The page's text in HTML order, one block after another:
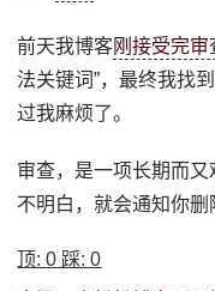
前天我博客刚接受完审
法关键词”，最终我找
过我麻烦了。
审查，是一项长期而
不明白，就会通知你删
顶:0 踩:0